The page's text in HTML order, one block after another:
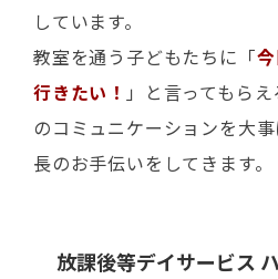
しています。
教室を通う子どもたちに「
行きたい！ 」と言ってもら
のコミュニケーションを大
長のお手伝いをしてきます。
放課後等デイサービス